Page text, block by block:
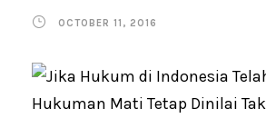
OCTOBER 11, 2016